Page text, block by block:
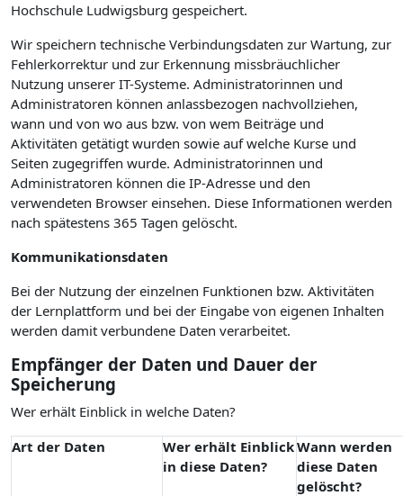
Hochschule Ludwigsburg gespeichert.
Wir speichern technische Verbindungsdaten zur Wartung, zur
Fehlerkorrektur und zur Erkennung missbräuchlicher
Nutzung unserer IT-Systeme. Administratorinnen und
Administratoren können anlassbezogen nachvollziehen,
wann und von wo aus bzw. von wem Beiträge und
Aktivitäten getätigt wurden sowie auf welche Kurse und
Seiten zugegriffen wurde. Administratorinnen und
Administratoren können die IP-Adresse und den
verwendeten Browser einsehen. Diese Informationen werden
nach spätestens 365 Tagen gelöscht.
Kommunikationsdaten
Bei der Nutzung der einzelnen Funktionen bzw. Aktivitäten
der Lernplattform und bei der Eingabe von eigenen Inhalten
werden damit verbundene Daten verarbeitet.
Empfänger der Daten und Dauer der
Speicherung
Wer erhält Einblick in welche Daten?
Art der Daten
Wer erhält Einblick
in diese Daten?
Wann werden
diese Daten
gelöscht?